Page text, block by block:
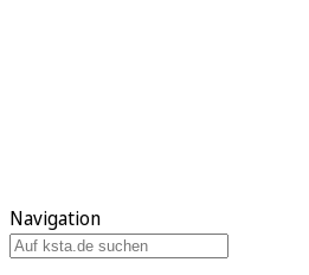
Navigation